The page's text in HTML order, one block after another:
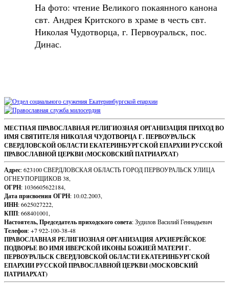
На фото: чтение Великого покаянного канона
свт. Андрея Критского в храме в честь свт.
Николая Чудотворца, г. Первоуральск, пос.
Динас.
Sidebar
Footer
Content
МЕСТНАЯ ПРАВОСЛАВНАЯ РЕЛИГИОЗНАЯ ОРГАНИЗАЦИЯ ПРИХОД ВО
ИМЯ СВЯТИТЕЛЯ НИКОЛАЯ ЧУДОТВОРЦА Г. ПЕРВОУРАЛЬСК
СВЕРДЛОВСКОЙ ОБЛАСТИ ЕКАТЕРИНБУРГСКОЙ ЕПАРХИИ РУССКОЙ
ПРАВОСЛАВНОЙ ЦЕРКВИ (МОСКОВСКИЙ ПАТРИАРХАТ)
Адрес: 623100 СВЕРДЛОВСКАЯ ОБЛАСТЬ ГОРОД ПЕРВОУРАЛЬСК УЛИЦА
ОГНЕУПОРЩИКОВ 38,
ОГРН: 1036605622184,
Дата присвоения ОГРН: 10.02.2003,
ИНН: 6625027222,
КПП: 668401001,
Настоятель, Председатель приходского совета: Зудилов Василий Геннадьевич
Телефон: +7 922-100-38-48
ПРАВОСЛАВНАЯ РЕЛИГИОЗНАЯ ОРГАНИЗАЦИЯ АРХИЕРЕЙСКОЕ
ПОДВОРЬЕ ВО ИМЯ ИВЕРСКОЙ ИКОНЫ БОЖИЕЙ МАТЕРИ Г.
ПЕРВОУРАЛЬСК СВЕРДЛОВСКОЙ ОБЛАСТИ ЕКАТЕРИНБУРГСКОЙ
ЕПАРХИИ РУССКОЙ ПРАВОСЛАВНОЙ ЦЕРКВИ (МОСКОВСКИЙ
ПАТРИАРХАТ)